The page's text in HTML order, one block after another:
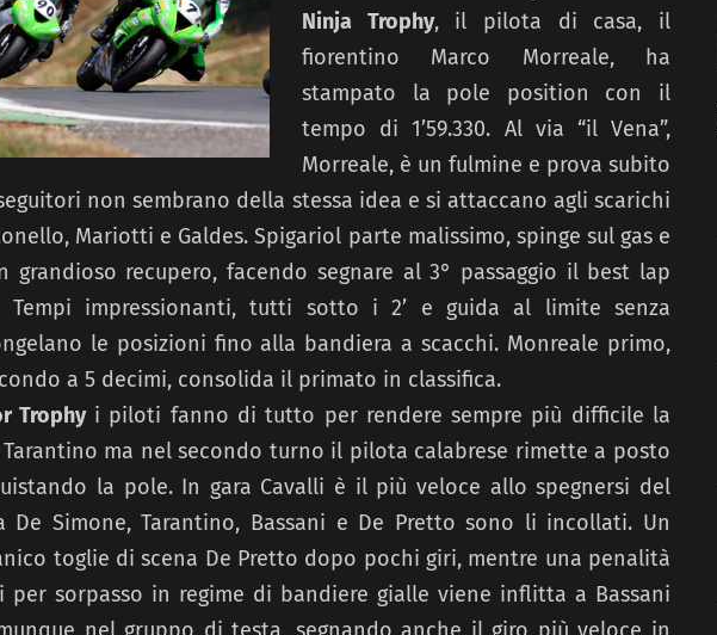
Ninja Trophy, il pilota di casa, il
fiorentino Marco Morreale, ha
stampato la pole position con il
tempo di 1’59.330. Al via “il Vena”,
Morreale, è un fulmine e prova subito
non sembrano della stessa idea e si attaccano agli scarichi
Mariotti e Galdes. Spigariol parte malissimo, spinge sul gas e
recupero, facendo segnare al 3° passaggio il best lap
Tempi impressionanti, tutti sotto i 2’ e guida al limite senza
le posizioni fino alla bandiera a scacchi. Monreale primo,
a 5 decimi, consolida il primato in classifica.
Trophyi piloti fanno di tutto per rendere sempre più difficile la
ma nel secondo turno il pilota calabrese rimette a posto
la pole. In gara Cavalli è il più veloce allo spegnersi del
De Simone, Tarantino, Bassani e De Pretto sono li incollati. Un
toglie di scena De Pretto dopo pochi giri, mentre una penalità
per sorpasso in regime di bandiere gialle viene inflitta a Bassani
nel gruppo di testa, segnando anche il giro più veloce in